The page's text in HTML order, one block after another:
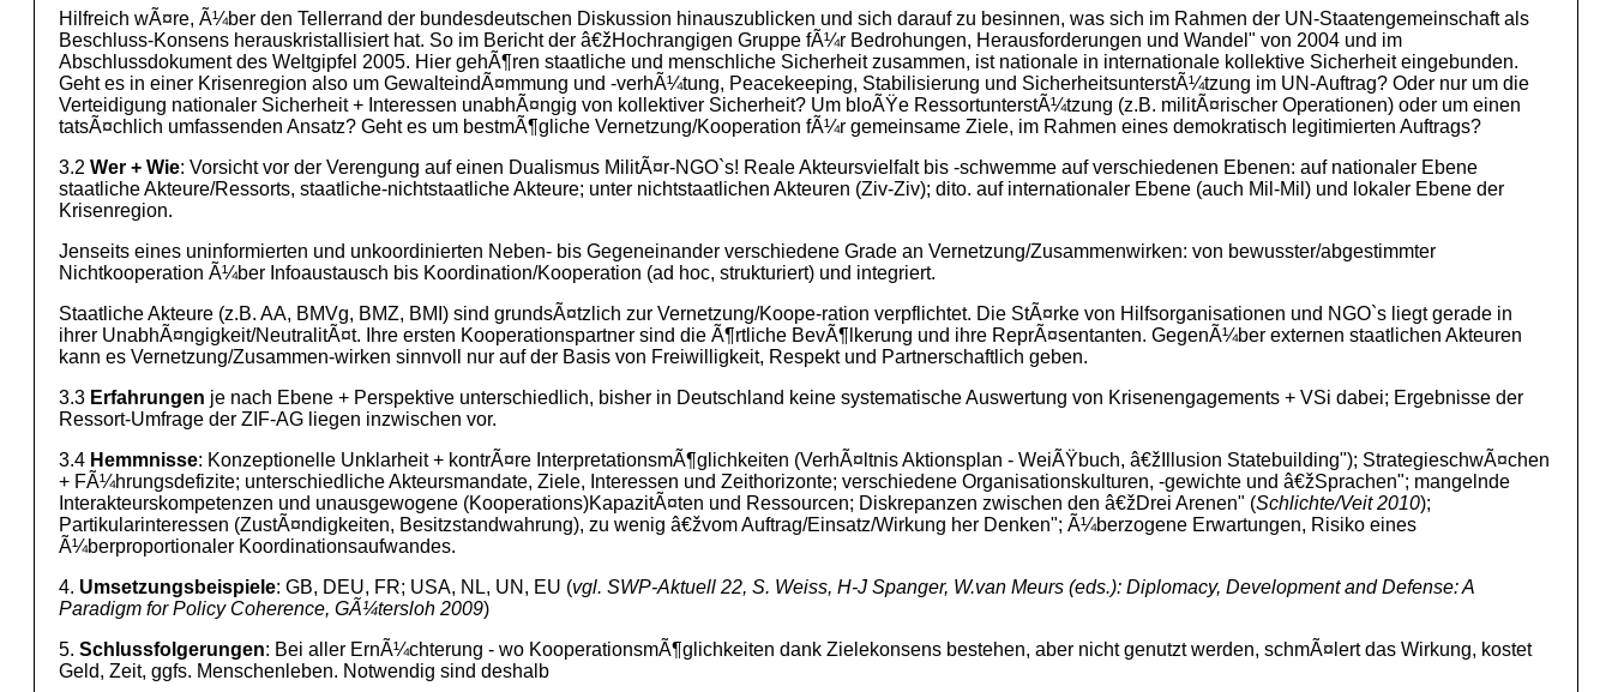
Hilfreich wÃ¤re, Ã¼ber den Tellerrand der bundesdeutschen Diskussion hinauszublicken und sich darauf zu besinnen, was sich im Rahmen der UN-Staatengemeinschaft als
Beschluss-Konsens herauskristallisiert hat. So im Bericht der â€žHochrangigen Gruppe fÃ¼r Bedrohungen, Herausforderungen und Wandel" von 2004 und im
Abschlussdokument des Weltgipfel 2005. Hier gehÃ¶ren staatliche und menschliche Sicherheit zusammen, ist nationale in internationale kollektive Sicherheit eingebunden.
Geht es in einer Krisenregion also um GewalteindÃ¤mmung und -verhÃ¼tung, Peacekeeping, Stabilisierung und SicherheitsunterstÃ¼tzung im UN-Auftrag? Oder nur um die
Verteidigung nationaler Sicherheit + Interessen unabhÃ¤ngig von kollektiver Sicherheit? Um bloÃŸe RessortunterstÃ¼tzung (z.B. militÃ¤rischer Operationen) oder um einen
tatsÃ¤chlich umfassenden Ansatz? Geht es um bestmÃ¶gliche Vernetzung/Kooperation fÃ¼r gemeinsame Ziele, im Rahmen eines demokratisch legitimierten Auftrags?
3.2 Wer + Wie: Vorsicht vor der Verengung auf einen Dualismus MilitÃ¤r-NGO`s! Reale Akteursvielfalt bis -schwemme auf verschiedenen Ebenen: auf nationaler Ebene
staatliche Akteure/Ressorts, staatliche-nichtstaatliche Akteure; unter nichtstaatlichen Akteuren (Ziv-Ziv); dito. auf internationaler Ebene (auch Mil-Mil) und lokaler Ebene der
Krisenregion.
Jenseits eines uninformierten und unkoordinierten Neben- bis Gegeneinander verschiedene Grade an Vernetzung/Zusammenwirken: von bewusster/abgestimmter
Nichtkooperation Ã¼ber Infoaustausch bis Koordination/Kooperation (ad hoc, strukturiert) und integriert.
Staatliche Akteure (z.B. AA, BMVg, BMZ, BMI) sind grundsÃ¤tzlich zur Vernetzung/Koope-ration verpflichtet. Die StÃ¤rke von Hilfsorganisationen und NGO`s liegt gerade in
ihrer UnabhÃ¤ngigkeit/NeutralitÃ¤t. Ihre ersten Kooperationspartner sind die Ã¶rtliche BevÃ¶lkerung und ihre ReprÃ¤sentanten. GegenÃ¼ber externen staatlichen Akteuren
kann es Vernetzung/Zusammen-wirken sinnvoll nur auf der Basis von Freiwilligkeit, Respekt und Partnerschaftlich geben.
3.3 Erfahrungen je nach Ebene + Perspektive unterschiedlich, bisher in Deutschland keine systematische Auswertung von Krisenengagements + VSi dabei; Ergebnisse der
Ressort-Umfrage der ZIF-AG liegen inzwischen vor.
3.4 Hemmnisse: Konzeptionelle Unklarheit + kontrÃ¤re InterpretationsmÃ¶glichkeiten (VerhÃ¤ltnis Aktionsplan - WeiÃŸbuch, â€žIllusion Statebuilding"); StrategieschwÃ¤chen
+ FÃ¼hrungsdefizite; unterschiedliche Akteursmandate, Ziele, Interessen und Zeithorizonte; verschiedene Organisationskulturen, -gewichte und â€žSprachen"; mangelnde
Interakteurskompetenzen und unausgewogene (Kooperations)KapazitÃ¤ten und Ressourcen; Diskrepanzen zwischen den â€žDrei Arenen" (Schlichte/Veit 2010);
Partikularinteressen (ZustÃ¤ndigkeiten, Besitzstandwahrung), zu wenig â€žvom Auftrag/Einsatz/Wirkung her Denken"; Ã¼berzogene Erwartungen, Risiko eines
Ã¼berproportionaler Koordinationsaufwandes.
4. Umsetzungsbeispiele: GB, DEU, FR; USA, NL, UN, EU (vgl. SWP-Aktuell 22, S. Weiss, H-J Spanger, W.van Meurs (eds.): Diplomacy, Development and Defense: A
Paradigm for Policy Coherence, GÃ¼tersloh 2009)
5. Schlussfolgerungen: Bei aller ErnÃ¼chterung - wo KooperationsmÃ¶glichkeiten dank Zielekonsens bestehen, aber nicht genutzt werden, schmÃ¤lert das Wirkung, kostet
Geld, Zeit, ggfs. Menschenleben. Notwendig sind deshalb